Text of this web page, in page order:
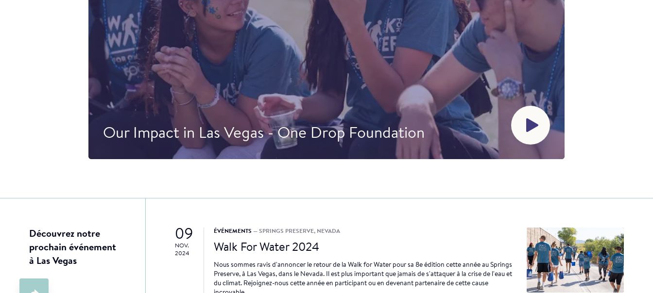
Our Impact in Las Vegas - One Drop Foundation
Découvrez notre
prochain événement
à Las Vegas
09
NOV.
2024
ÉVÉNEMENTS — SPRINGS PRESERVE, NEVADA
Walk For Water 2024
Nous sommes ravis d'annoncer le retour de la Walk for Water pour sa 8e édition cette année au Springs
Preserve, à Las Vegas, dans le Nevada. Il est plus important que jamais de s'attaquer à la crise de l'eau et
du climat. Rejoignez-nous cette année en participant ou en devenant partenaire de cette cause